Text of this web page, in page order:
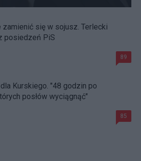
zamienić się w sojusz. Terlecki
posiedzeń PiS
89
Kurskiego. "48 godzin po
posłów wyciągnąć"
85